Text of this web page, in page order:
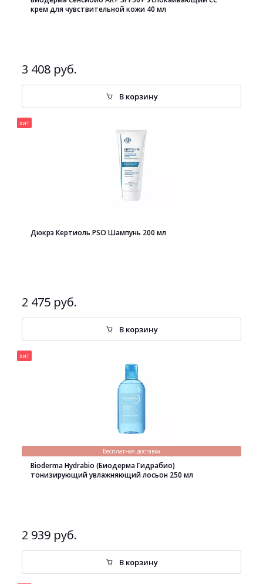
крем для чувствительной кожи 40 мл
3 408 руб.
В корзину
хит
Дюкрэ Кертиоль PSO Шампунь 200 мл
2 475 руб.
В корзину
хит
Бесплатная доставка
Bioderma Hydrabio (Биодерма Гидрабио)
тонизирующий увлажняющий лосьон 250 мл
2 939 руб.
В корзину